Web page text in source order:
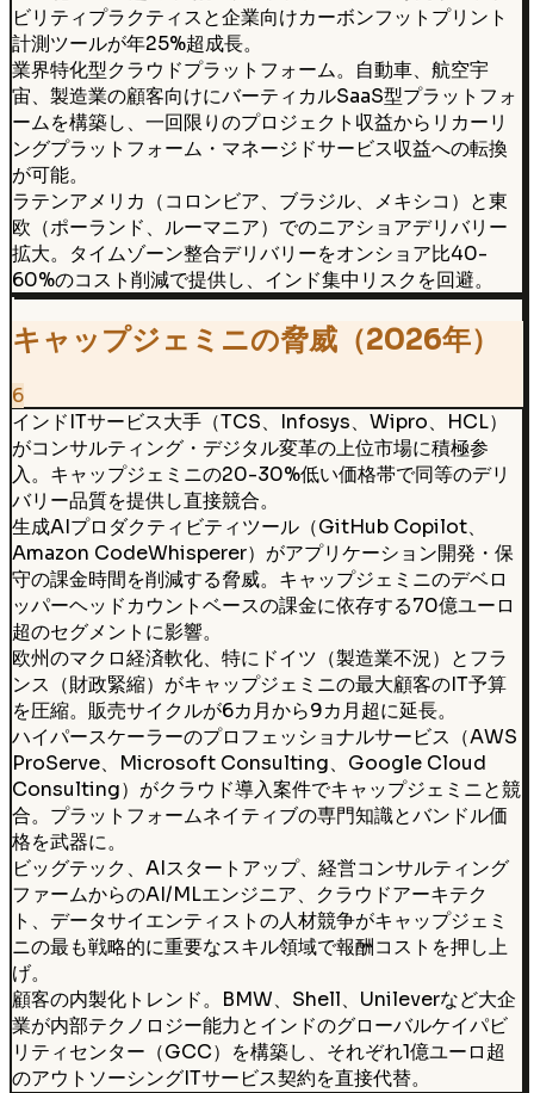
ビリティプラクティスと企業向けカーボンフットプリント
計測ツールが年25%超成長。
業界特化型クラウドプラットフォーム。自動車、航空宇
宙、製造業の顧客向けにバーティカルSaaS型プラットフォ
ームを構築し、一回限りのプロジェクト収益からリカーリ
ングプラットフォーム・マネージドサービス収益への転換
が可能。
ラテンアメリカ（コロンビア、ブラジル、メキシコ）と東
欧（ポーランド、ルーマニア）でのニアショアデリバリー
拡大。タイムゾーン整合デリバリーをオンショア比40-
60%のコスト削減で提供し、インド集中リスクを回避。
キャップジェミニの脅威（2026年）
6
インドITサービス大手（TCS、Infosys、Wipro、HCL）
がコンサルティング・デジタル変革の上位市場に積極参
入。キャップジェミニの20-30%低い価格帯で同等のデリ
バリー品質を提供し直接競合。
生成AIプロダクティビティツール（GitHub Copilot、
Amazon CodeWhisperer）がアプリケーション開発・保
守の課金時間を削減する脅威。キャップジェミニのデベロ
ッパーヘッドカウントベースの課金に依存する70億ユーロ
超のセグメントに影響。
欧州のマクロ経済軟化、特にドイツ（製造業不況）とフラ
ンス（財政緊縮）がキャップジェミニの最大顧客のIT予算
を圧縮。販売サイクルが6カ月から9カ月超に延長。
ハイパースケーラーのプロフェッショナルサービス（AWS
ProServe、Microsoft Consulting、Google Cloud
Consulting）がクラウド導入案件でキャップジェミニと競
合。プラットフォームネイティブの専門知識とバンドル価
格を武器に。
ビッグテック、AIスタートアップ、経営コンサルティング
ファームからのAI/MLエンジニア、クラウドアーキテク
ト、データサイエンティストの人材競争がキャップジェミ
ニの最も戦略的に重要なスキル領域で報酬コストを押し上
げ。
顧客の内製化トレンド。BMW、Shell、Unileverなど大企
業が内部テクノロジー能力とインドのグローバルケイパビ
リティセンター（GCC）を構築し、それぞれ1億ユーロ超
のアウトソーシングITサービス契約を直接代替。